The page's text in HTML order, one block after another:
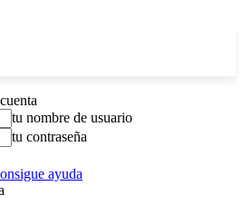
tu nombre de usuario
tu contraseña
ayuda